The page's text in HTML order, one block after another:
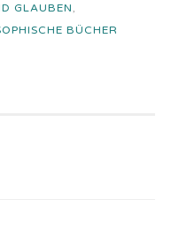
GLAUBEN,
BÜCHER